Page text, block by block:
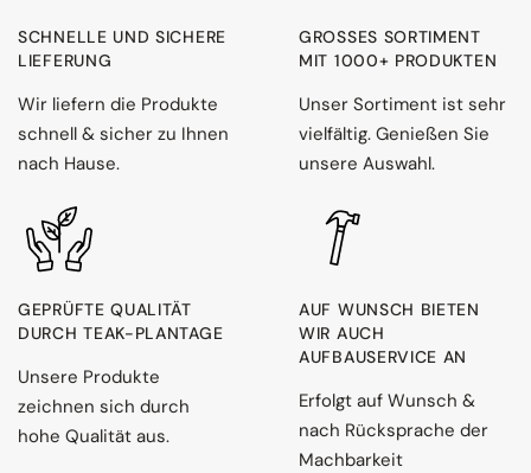
SCHNELLE UND SICHERE
LIEFERUNG
Wir liefern die Produkte
schnell & sicher zu Ihnen
nach Hause.
GROSSES SORTIMENT M
IT 1000+ PRODUKTEN
Unser Sortiment ist sehr
vielfältig. Genießen Sie
unsere Auswahl.
GEPRÜFTE QUALITÄT
DURCH TEAK-PLANTAGE
Unsere Produkte
zeichnen sich durch
hohe Qualität aus.
AUF WUNSCH BIETEN
WIR AUCH
AUFBAUSERVICE AN
Erfolgt auf Wunsch &
nach Rücksprache der
Machbarkeit